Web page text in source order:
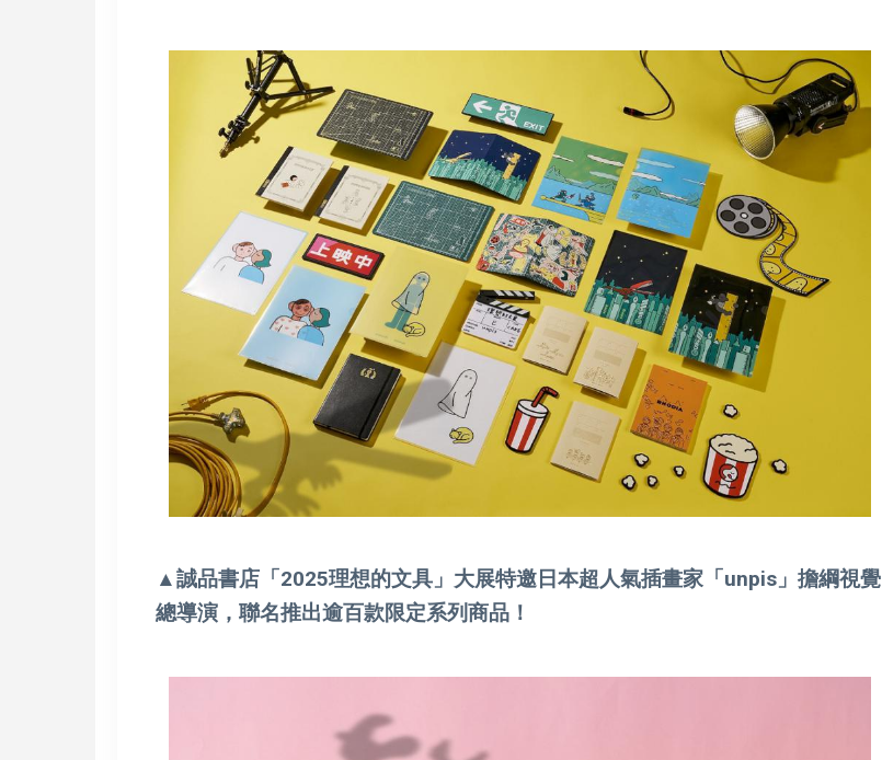
▲誠品書店「2025理想的文具」大展特邀日本超人氣插畫家「unpis」擔綱視覺
總導演，聯名推出逾百款限定系列商品！